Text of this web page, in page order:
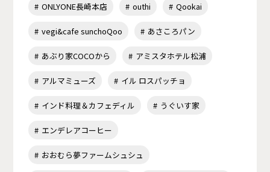
ONLYONE長崎本店 outhi Qookai
vegi&cafe sunchoQoo あさころパン
あぶり家COCOから アミスタホテル松浦
アルマミューズ イル ロスパッチョ
インド料理＆カフェディル うぐいす家
エンデレアコーヒー
おおむら夢ファームシュシュ